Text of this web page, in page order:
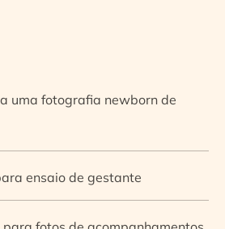
uma fotografia newborn de
ensaio de gestante